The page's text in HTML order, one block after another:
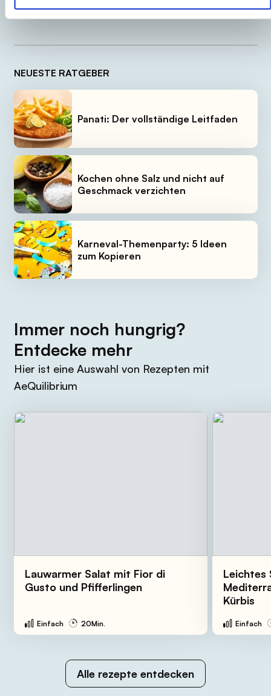
NEUESTE RATGEBER
Panati: Der vollständige Leitfaden
Kochen ohne Salz und nicht auf
Geschmack verzichten
Karneval-Themenparty: 5 Ideen
zum Kopieren
Immer noch hungrig?
Entdecke mehr
Hier ist eine Auswahl von Rezepten mit
AeQuilibrium
Lauwarmer Salat mit Fior di
Gusto und Pfifferlingen
Einfach 20Min.
Leichtes
Kürbis
Einfach
Alle rezepte entdecken